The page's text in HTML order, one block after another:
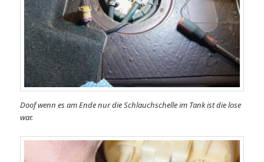
Doof wenn es am Ende nur die Schlauchschelle im Tank ist die lose
war.